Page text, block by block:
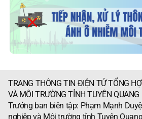
TRANG THÔNG TIN ĐIỆN TỬ TỔNG
VÀ MÔI TRƯỜNG TỈNH TUYÊN QUANG
Trưởng ban biên tập: Phạm Mạnh
nghiệp và Môi trường tỉnh Tuyên Quang